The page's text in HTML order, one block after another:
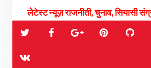
राजनीती, चुनाव, सियासी संग्राम एंड देश